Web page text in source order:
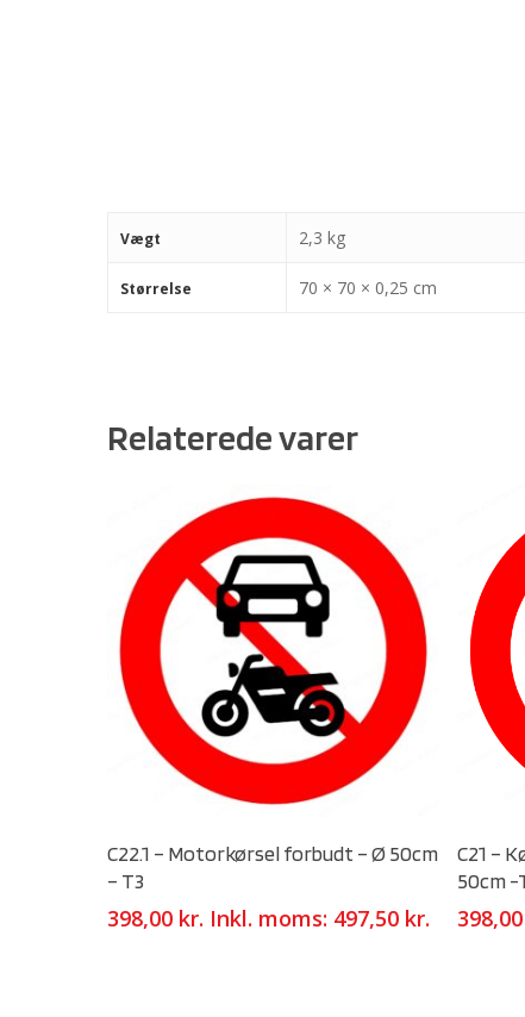
Vægt 2,3 kg
Størrelse 70 × 70 × 0,25 cm
Relaterede varer
C22.1 – Motorkørsel forbudt – Ø 50cm
– T3
398,00 kr. Inkl. moms: 497,50 kr.
C21 –
50cm -
398,00